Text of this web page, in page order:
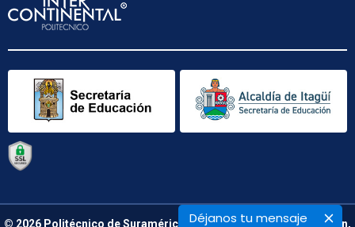
Déjanos tu mensaje
© 2026 Politécnico de Suramérica. Calle 48 B N° 66 – 09. Medellín,